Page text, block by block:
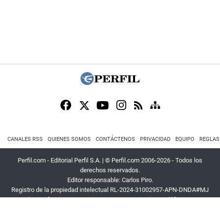
CANALES RSS QUIENES SOMOS CONTÁCTENOS PRIVACIDAD EQUIPO
Perfil.com - Editorial Perfil S.A. | © Perfil.com 2006-2026 - Todos los
derechos reservados.
Editor responsable: Carlos Piro.
Registro de la propiedad intelectual RL-2024-31002957-APN-DNDA#MJ
Dirección:California 2715,C1289ABI,CABA, Argentina| Teléfono:+54 9 11